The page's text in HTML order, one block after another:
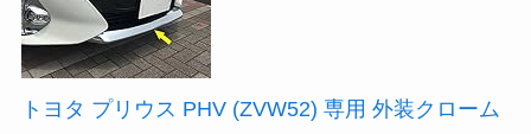
トヨタ プリウス PHV (ZVW52) 専用 外装クローム